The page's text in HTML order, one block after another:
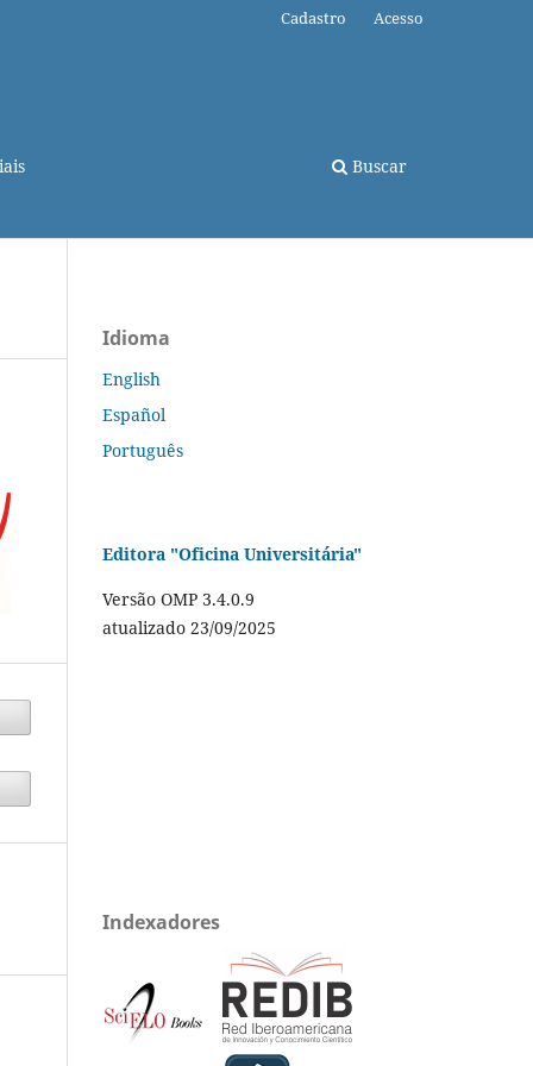
Buscar
Cadastro Acesso
Idioma
English
Español
Português
Editora "Oficina Universitária"
Versão OMP 3.4.0.9
atualizado 23/09/2025
Indexadores